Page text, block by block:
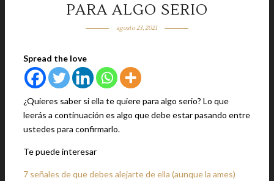
PARA ALGO SERIO
agosto 23, 2021
Spread the love
¿Quieres saber si ella te quiere para algo serio? Lo que
leerás a continuación es algo que debe estar pasando entre
ustedes para confirmarlo.
Te puede interesar
7 señales de que debes alejarte de ella (aunque la ames)